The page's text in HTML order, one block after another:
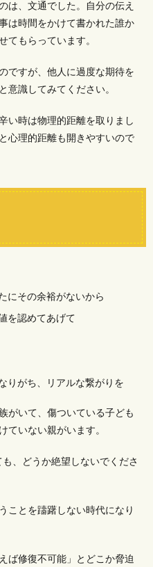
は、文通でした。自分の伝え
は時間をかけて書かれた誰か
てもらっています。
ですが、他人に過度な期待を
意識してみてください。
い時は物理的距離を取りまし
心理的距離も開きやすいので
にその余裕がないから
を認めてあげて
りがち、リアルな繋がりを
がいて、傷ついている子ども
ていない親がいます。
、どうか絶望しないでくださ
ことを躊躇しない時代になり
ば修復不可能」とどこか脅迫